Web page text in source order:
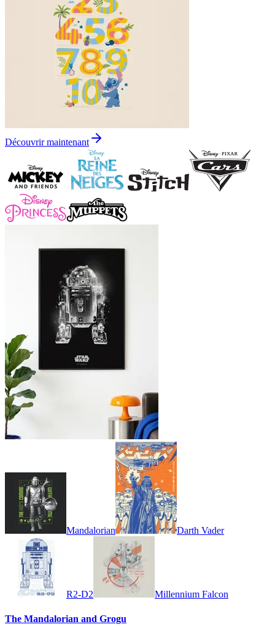
Découvrir maintenant
Mandalorian Darth Vader
R2-D2 Millennium Falcon
The Mandalorian and Grogu